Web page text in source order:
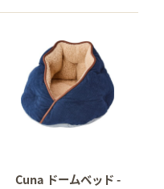
Cuna ドームベッド -